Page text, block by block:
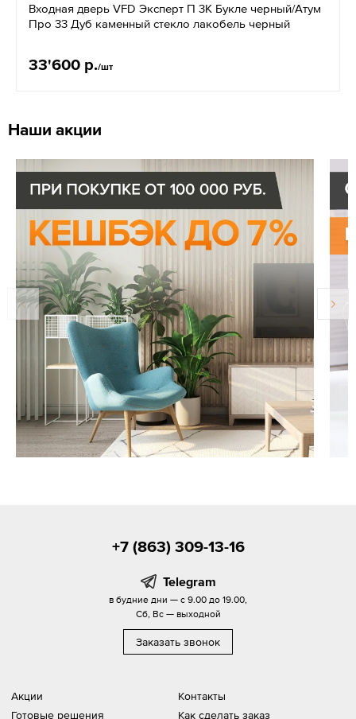
Входная дверь VFD Эксперт П 3K Букле черный/Aтум
Про 33 Дуб каменный стекло лакобель черный
33'600 р./шт
Наши акции
Акции
Готовые решения
Контакты
Как сделать заказ
+7 (863) 309-13-16
Telegram
в будние дни — с 9.00 до 19.00,
Сб, Вс — выходной
Заказать звонок